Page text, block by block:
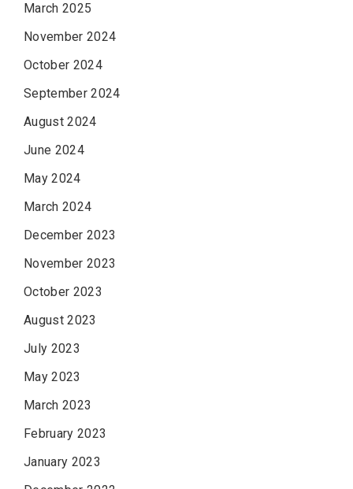
March 2025
November 2024
October 2024
September 2024
August 2024
June 2024
May 2024
March 2024
December 2023
November 2023
October 2023
August 2023
July 2023
May 2023
March 2023
February 2023
January 2023